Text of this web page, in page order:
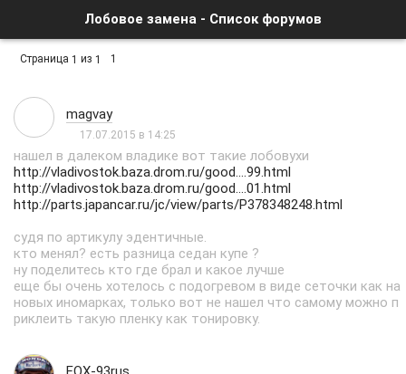
Лобовое замена - Список форумов
Страница 1 из 1 1
magvay
17.07.2015 в 14:25
нашел в далеком владике вот такие лобовухи
http://vladivostok.baza.drom.ru/good....99.html
http://vladivostok.baza.drom.ru/good....01.html
http://parts.japancar.ru/jc/view/parts/P378348248.html
судя по артикулу эдентичные.
кто менял? есть разница седан купе ?
ну поделитесь кто где брал и какое лучше
еще бы очень хотелось с подогревом в виде сеточки как на
новых иномарках, только вот не нашел что самому можно п
риклеить такую пленку как тонировку.